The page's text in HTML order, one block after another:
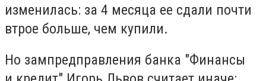
изменилась: за 4 месяца ее сдали почти
втрое больше, чем купили.
Но зампредправления банка "Финансы